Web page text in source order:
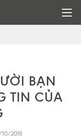
BẠN
TIN CỦA
2018